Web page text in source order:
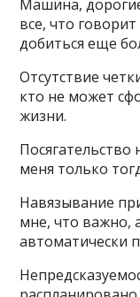
Машина,
все, что
добиться еще
Отсутствие
кто не может
жизни.
меня только
Навязывание
мне, что важно,
автоматически